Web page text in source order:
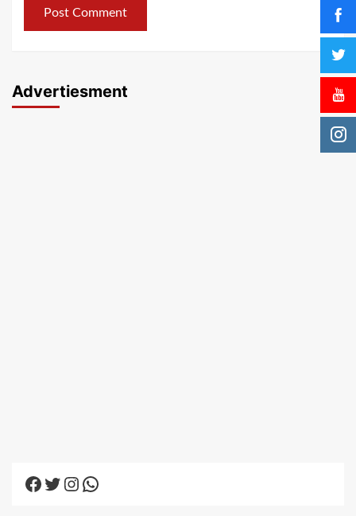
Advertiesment
Facebook
Twitter
Instagram
WhatsApp